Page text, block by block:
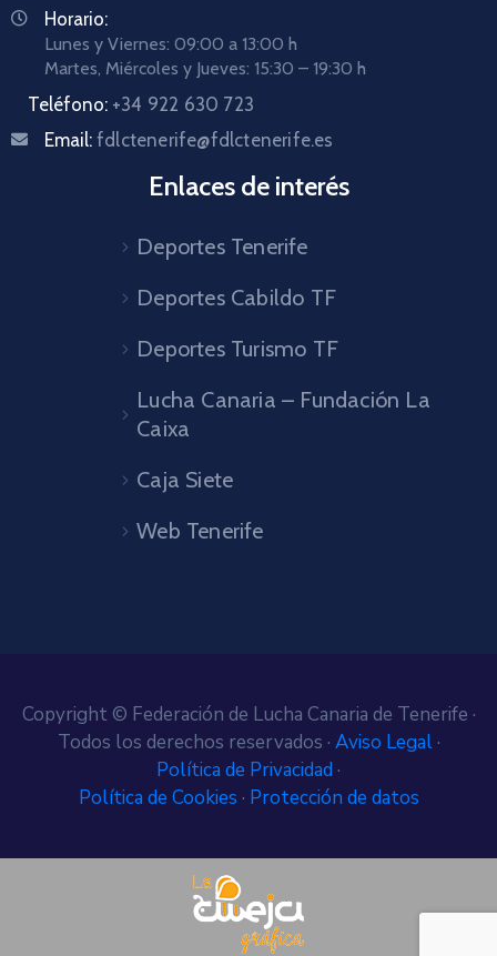
Horario:
Lunes y Viernes: 09:00 a 13:00 h
Martes, Miércoles y Jueves: 15:30 – 19:30 h
Teléfono: +34 922 630 723
Email: fdlctenerife@fdlctenerife.es
Enlaces de interés
Deportes Tenerife
Deportes Cabildo TF
Deportes Turismo TF
Lucha Canaria – Fundación La
Caixa
Caja Siete
Web Tenerife
Copyright © Federación de Lucha Canaria de Tenerife ·
Todos los derechos reservados · Aviso Legal·
Política de Privacidad ·
Política de Cookies · Protección de datos